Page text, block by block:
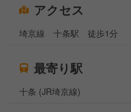
アクセス
埼京線 十条駅 徒歩1分
最寄り駅
十条 (JR埼京線)